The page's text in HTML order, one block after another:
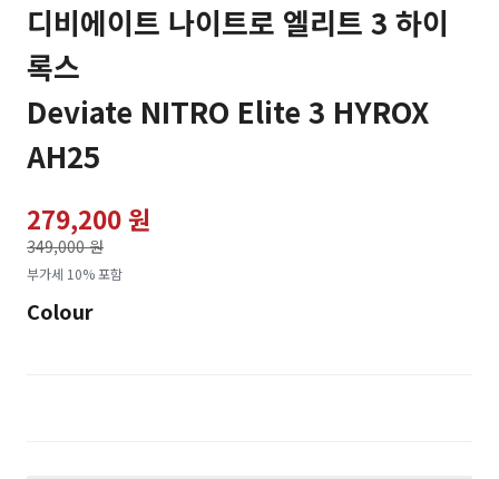
디비에이트 나이트로 엘리트 3 하이
록스
Deviate NITRO Elite 3 HYROX
AH25
279,200 원
349,000 원
로
부가세 10% 포함
Colour